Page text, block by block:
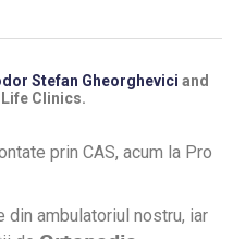
Stefan Gheorghevici and
Clinics.
prin CAS, acum la Pro
ambulatoriul nostru, iar